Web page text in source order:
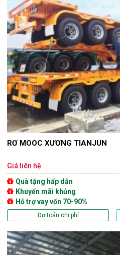
RƠ MOOC XƯƠNG TIANJUN
Giá liên hệ
Quà tặng hấp dẫn
Khuyến mãi khủng
Hỗ trợ vay vốn 70-90%
Dự toán chi phí